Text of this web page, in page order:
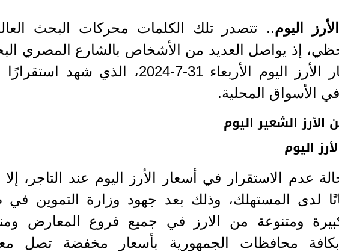
اليوم.. تتصدر تلك الكلمات محركات البحث
إذ يواصل العديد من الأشخاص بالشارع المصري
عن أسعار الأرز اليوم الأربعاء 31-7-2024، الذي شهد
الأسواق المحلية.
الشعير اليوم
اليوم
عدم الاستقرار في أسعار الأرز اليوم عند التاجر، إلا
لدى المستهلك، وذلك بعد جهود وزارة التموين
ومتنوعة من الارز في جميع فروع المعارض
بكافة محافظات الجمهورية بأسعار مخفضة تصل